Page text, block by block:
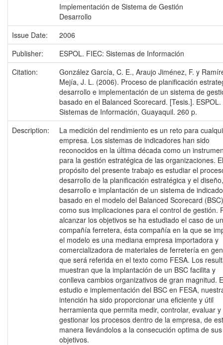
Implementación de Sistema de Gestión
Desarrollo
Issue Date:
2006
Publisher:
ESPOL. FIEC: Sistemas de Información
Citation:
González García, C. E., Araujo Jiménez, F. y
Mejía, J. L. (2006). Proceso de planificación
desarrollo e implementación de un sistema de
basado en el Balanced Scorecard. [Tesis.]. ESPOL.
Sistemas de Información, Guayaquil. 260 p.
Description:
La medición del rendimiento es un reto para
empresa. Los sistemas de indicadores han sido
reconocidos en la última década como un
para la gestión estratégica de las organizaciones. El
propósito del presente trabajo es estudiar el
desarrollo de la planificación estratégica y el diseño,
desarrollo e implantación de un sistema de
basado en el modelo del Balanced Scorecard
como sus implicaciones para el control de gestión.
alcanzar los objetivos se ha estudiado el caso de
compañía ferretera, ésta compañía en la que se
el modelo es una mediana empresa importadora y
comercializadora de materiales de ferretería en
que será referida en el texto como FESA. Los
muestran que la implantación de un BSC facilita y
conlleva cambios organizativos de gran magnitud.
estudio e implementación del BSC en FESA,
intención ha sido proporcionar una eficiente y útil
herramienta que permita medir, controlar, evaluar y
gestionar los procesos dentro de la empresa, de
manera llevándolos a la consecución optima de sus
objetivos.